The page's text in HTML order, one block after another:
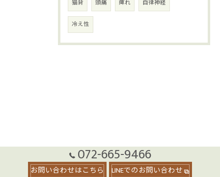
猫背 頭痛 痺れ 自律神経
冷え性
072-665-9466
お問い合わせはこちら LINEでのお問い合わせ